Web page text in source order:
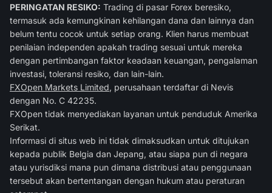
PERINGATAN RESIKO: Trading di pasar Forex beresiko,
termasuk ada kemungkinan kehilangan dana dan lainnya dan
belum tentu cocok untuk setiap orang. Klien harus membuat
penilaian independen apakah trading sesuai untuk mereka
dengan pertimbangan faktor keadaan keuangan, pengalaman
investasi, toleransi resiko, dan lain-lain.
FXOpen Markets Limited, perusahaan terdaftar di Nevis
dengan No. C 42235.
FXOpen tidak menyediakan layanan untuk penduduk Amerika
Serikat.
Informasi di situs web ini tidak dimaksudkan untuk ditujukan
kepada publik Belgia dan Jepang, atau siapa pun di negara
atau yurisdiksi mana pun dimana distribusi atau penggunaan
tersebut akan bertentangan dengan hukum atau peraturan